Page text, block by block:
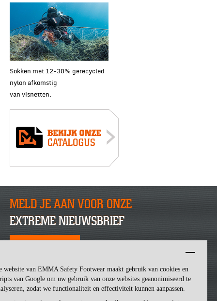
website van EMMA Safety Footwear maakt gebruik van cookies en
van Google om uw gebruik van onze websites geanonimiseerd te
zodat we functionaliteit en effectiviteit kunnen aanpassen.
Sokken met 12-30% gerecycled
nylon afkomstig
van visnetten.
MELD JE AAN VOOR ONZE
EXTREME NIEUWSBRIEF